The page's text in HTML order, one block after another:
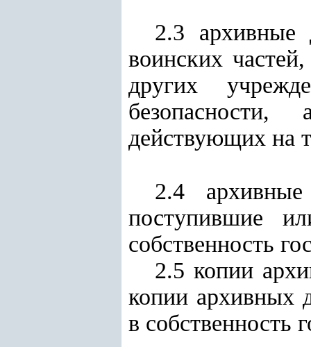
2.3 архивные
воинских
других
действующих на
2.4
поступившие
собственность
2.5 копии
копии архивных
в собственность